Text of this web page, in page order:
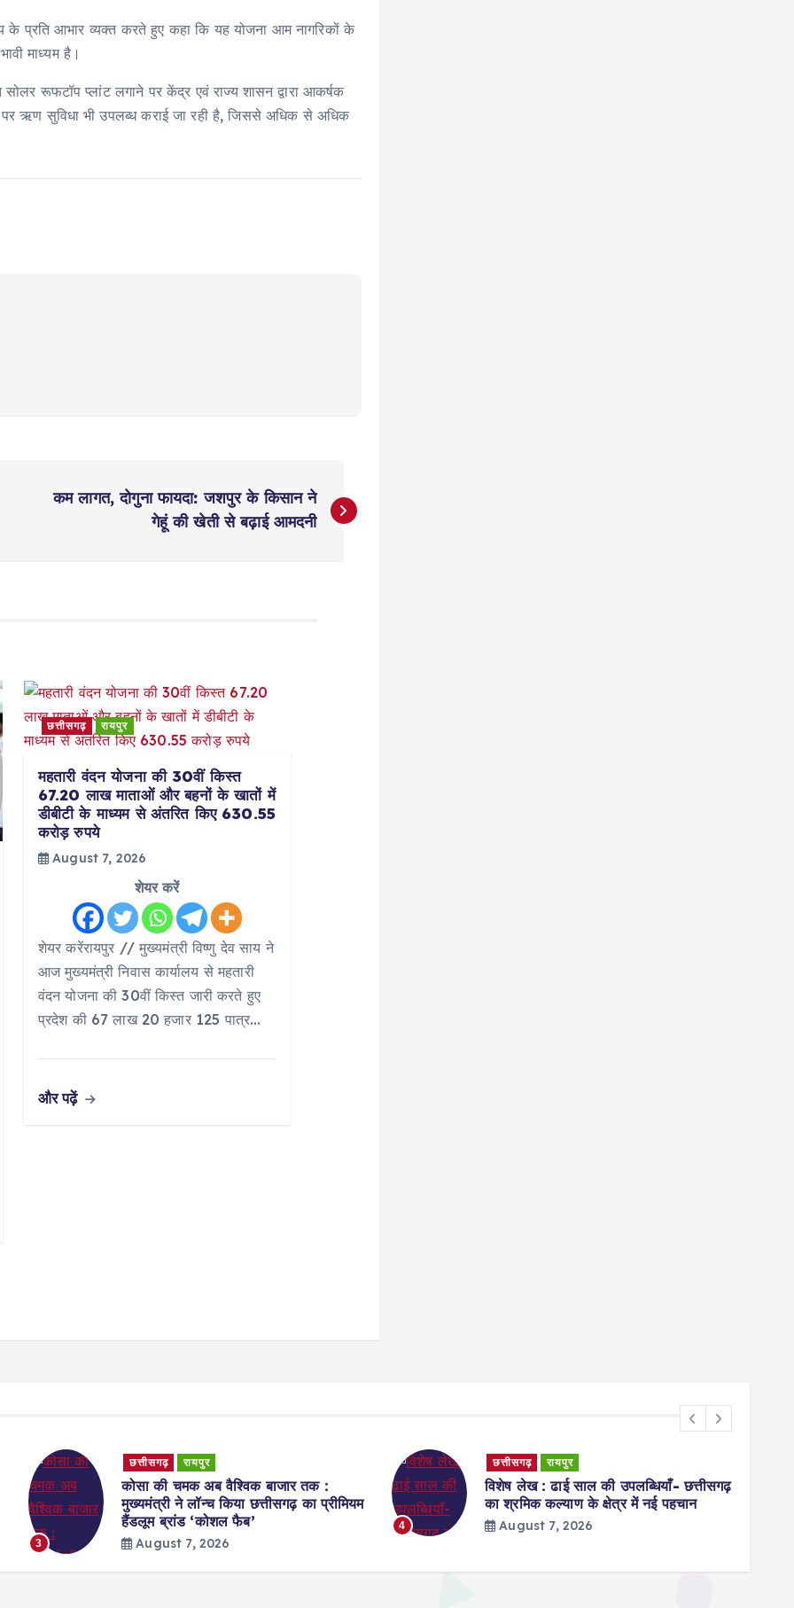
के प्रति आभार व्यक्त करते हुए कहा कि यह योजना आम नागरिकों के
माध्यम है।
रूफटॉप प्लांट लगाने पर केंद्र एवं राज्य शासन द्वारा आकर्षक
पर ऋण सुविधा भी उपलब्ध कराई जा रही है, जिससे अधिक से अधिक
कम लागत, दोगुना फायदा: जशपुर के किसान ने
गेहूं की खेती से बढ़ाई आमदनी
छत्तीसगढ़ रायपुर
महतारी वंदन योजना की 30वीं किस्त
67.20 लाख माताओं और बहनों के खातों में
डीबीटी के माध्यम से अंतरित किए 630.55
करोड़ रुपये
August 7, 2026
शेयर करें
शेयर करेंरायपुर // मुख्यमंत्री विष्णु देव साय ने
आज मुख्यमंत्री निवास कार्यालय से महतारी
वंदन योजना की 30वीं किस्त जारी करते हुए
प्रदेश की 67 लाख 20 हजार 125 पात्र…
और पढ़ें
छत्तीसगढ़ रायपुर
विशेष लेख : ढाई साल की उपलब्धियाँ- छत्तीसगढ़
का श्रमिक कल्याण के क्षेत्र में नई पहचान
August 7, 2026
छत्तीसगढ़ रायपुर
बाढ़ नियंत्रण की तैयारियों को लेकर राष्ट्रीय
आपदा प्रबंधन प्राधिकरण द्वारा बाढ़ नियंत्रण को
लेकर कान्फ्रेंस